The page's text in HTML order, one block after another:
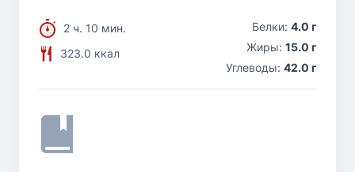
2 ч. 10 мин.
323.0 ккал
Белки: 4.0 г
Жиры: 15.0 г
Углеводы: 42.0 г